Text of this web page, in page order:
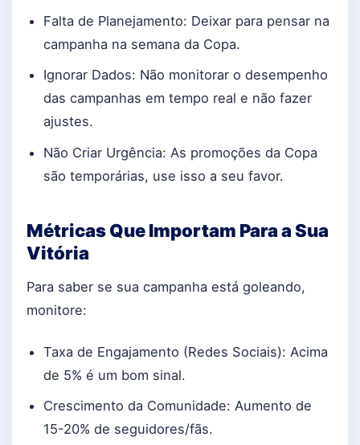
Falta de Planejamento: Deixar para pensar na
campanha na semana da Copa.
Ignorar Dados: Não monitorar o desempenho
das campanhas em tempo real e não fazer
ajustes.
Não Criar Urgência: As promoções da Copa
são temporárias, use isso a seu favor.
Métricas Que Importam Para a Sua
Vitória
Para saber se sua campanha está goleando,
monitore:
Taxa de Engajamento (Redes Sociais): Acima
de 5% é um bom sinal.
Crescimento da Comunidade: Aumento de
15-20% de seguidores/fãs.